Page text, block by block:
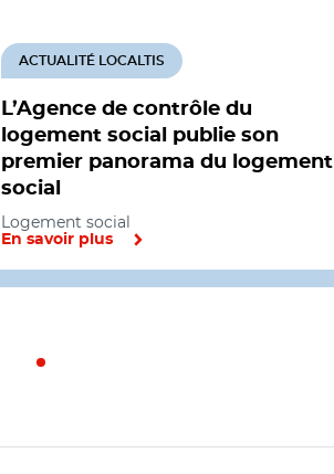
L’Agence de contrôle du
logement social publie son
premier panorama du logement
social
ACTUALITÉ LOCALTIS
Logement social
En savoir plus